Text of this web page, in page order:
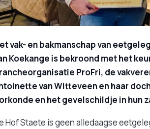
vak- en bakmanschap van
Koekange is bekroond met het
ProFri, de
van Witteveen en haar
en het gevelschildje in hun
Hof Staete is geen alledaagse